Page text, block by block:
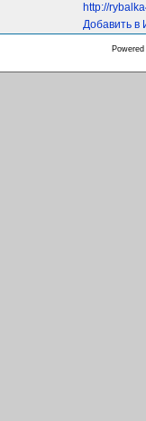
http://
Добавить в